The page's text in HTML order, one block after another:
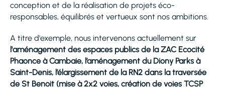
conception et de la réalisation de projets éco-
responsables, équilibrés et vertueux sont nos ambitions.
A titre d'exemple, nous intervenons actuellement sur
l'aménagement des espaces publics de la ZAC Ecocité
Phaonce à Cambaie, l’aménagement du Diony Parks à
Saint-Denis, l’élargissement de la RN2 dans la traversée
de St Benoit (mise à 2x2 voies, création de voies TCSP